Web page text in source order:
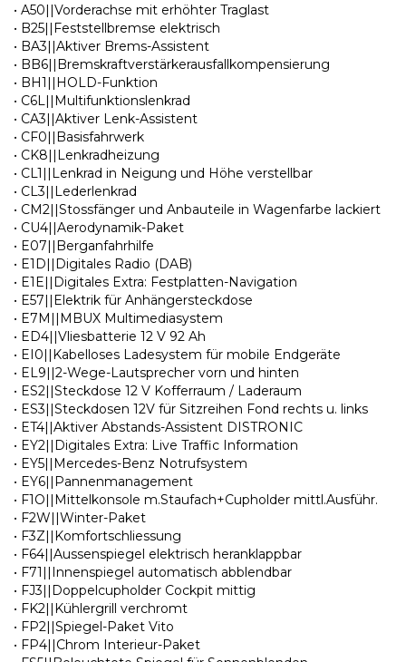
• A50||Vorderachse mit erhöhter Traglast
• B25||Feststellbremse elektrisch
• BA3||Aktiver Brems-Assistent
• BB6||Bremskraftverstärkerausfallkompensierung
• BH1||HOLD-Funktion
• C6L||Multifunktionslenkrad
• CA3||Aktiver Lenk-Assistent
• CF0||Basisfahrwerk
• CK8||Lenkradheizung
• CL1||Lenkrad in Neigung und Höhe verstellbar
• CL3||Lederlenkrad
• CM2||Stossfänger und Anbauteile in Wagenfarbe lackiert
• CU4||Aerodynamik-Paket
• E07||Berganfahrhilfe
• E1D||Digitales Radio (DAB)
• E1E||Digitales Extra: Festplatten-Navigation
• E57||Elektrik für Anhängersteckdose
• E7M||MBUX Multimediasystem
• ED4||Vliesbatterie 12 V 92 Ah
• EI0||Kabelloses Ladesystem für mobile Endgeräte
• EL9||2-Wege-Lautsprecher vorn und hinten
• ES2||Steckdose 12 V Kofferraum / Laderaum
• ES3||Steckdosen 12V für Sitzreihen Fond rechts u. links
• ET4||Aktiver Abstands-Assistent DISTRONIC
• EY2||Digitales Extra: Live Traffic Information
• EY5||Mercedes-Benz Notrufsystem
• EY6||Pannenmanagement
• F1O||Mittelkonsole m.Staufach+Cupholder mittl.Ausführ.
• F2W||Winter-Paket
• F3Z||Komfortschliessung
• F64||Aussenspiegel elektrisch heranklappbar
• F71||Innenspiegel automatisch abblendbar
• FJ3||Doppelcupholder Cockpit mittig
• FK2||Kühlergrill verchromt
• FP2||Spiegel-Paket Vito
• FP4||Chrom Interieur-Paket